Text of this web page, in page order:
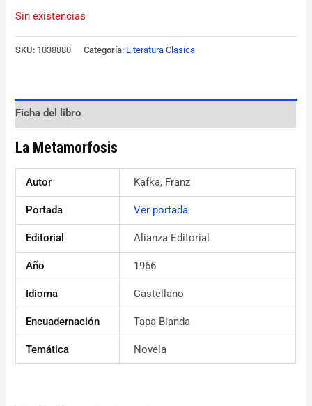
Sin existencias
SKU: 1038880 Categoría: Literatura Clasica
Ficha del libro
La Metamorfosis
Autor Kafka, Franz
Portada Ver portada
Editorial Alianza Editorial
Año 1966
Idioma Castellano
Encuadernación Tapa Blanda
Temática Novela